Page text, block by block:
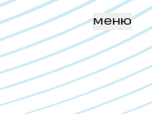
меню